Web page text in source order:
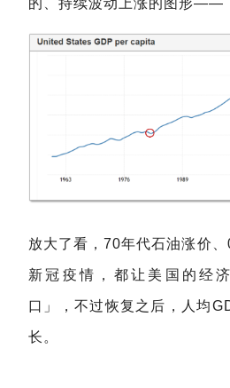
的、持续波动上涨的图形——
放大了看，70年代石油涨价
新冠疫情，都让美国的经
口」，不过恢复之后，人均
长。